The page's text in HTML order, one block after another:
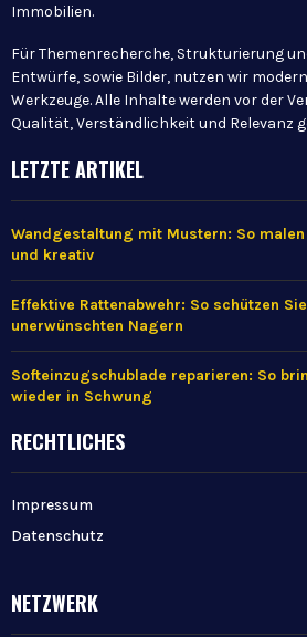
Immobilien.
Für Themenrecherche, Strukturierung
Entwürfe, sowie Bilder, nutzen wir
Werkzeuge. Alle Inhalte werden vor der
Qualität, Verständlichkeit und Relevanz
LETZTE ARTIKEL
Wandgestaltung mit Mustern: So
und kreativ
Effektive Rattenabwehr: So schützen
unerwünschten Nagern
Softeinzugschublade reparieren: So
wieder in Schwung
RECHTLICHES
Impressum
Datenschutz
NETZWERK